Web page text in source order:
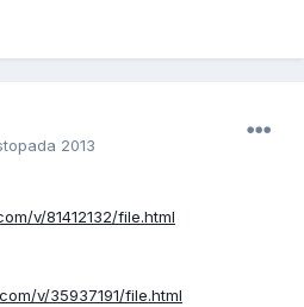
2013
v/81412132/file.html
v/35937191/file.html